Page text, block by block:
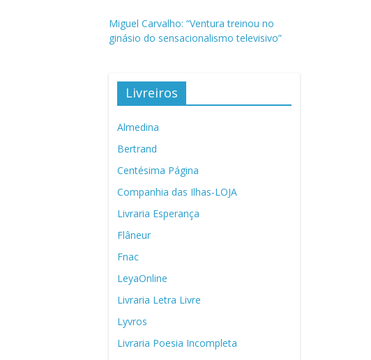
Miguel Carvalho: “Ventura treinou no
ginásio do sensacionalismo televisivo”
Livreiros
Almedina
Bertrand
Centésima Página
Companhia das Ilhas-LOJA
Livraria Esperança
Flâneur
Fnac
LeyaOnline
Livraria Letra Livre
Lyvros
Livraria Poesia Incompleta